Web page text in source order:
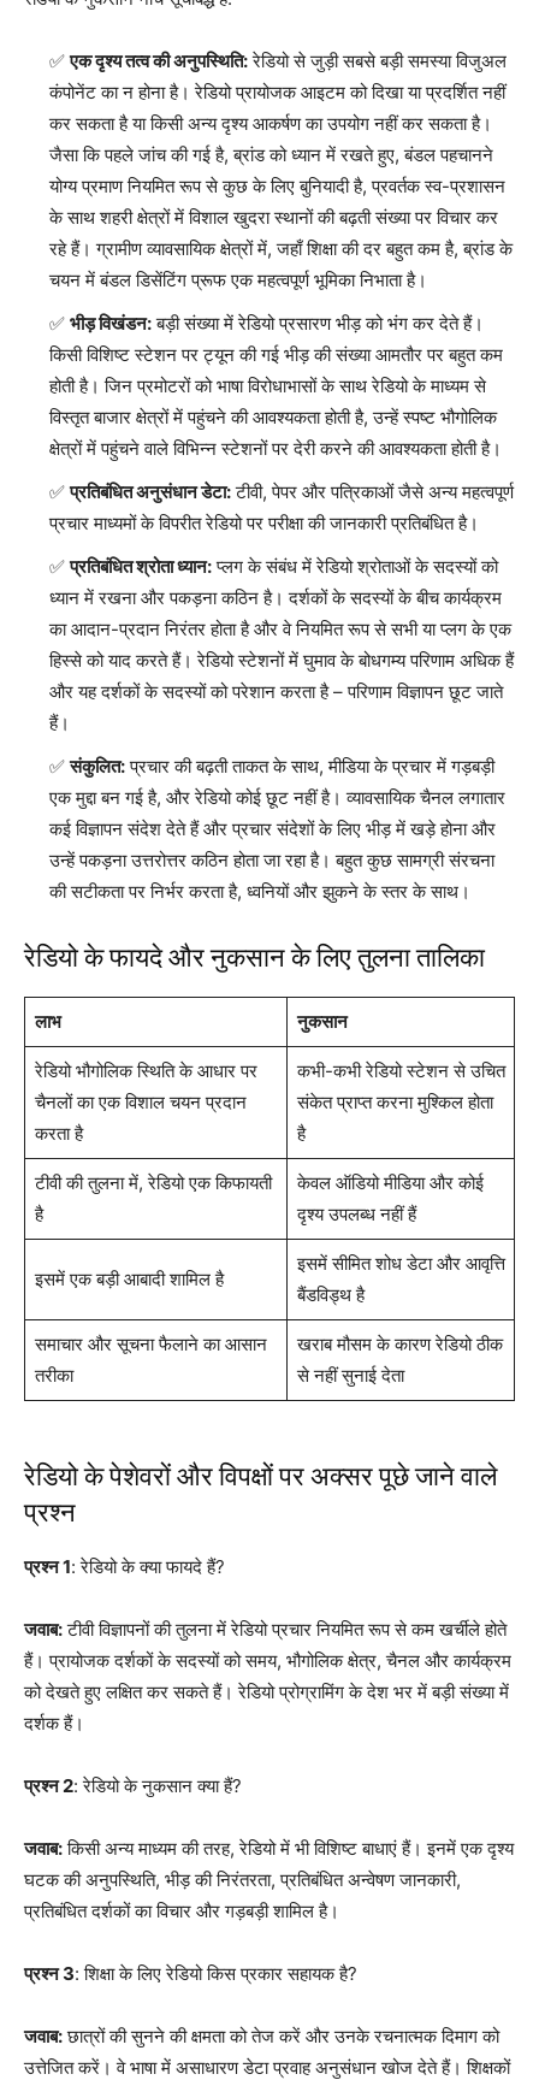
एक दृश्य तत्व की अनुपस्थिति:रेडियो से जुड़ी सबसे बड़ी समस्या विजुअल
कंपोनेंट का न होना है। रेडियो प्रायोजक आइटम को दिखा या प्रदर्शित नहीं
कर सकता है या किसी अन्य दृश्य आकर्षण का उपयोग नहीं कर सकता है।
जैसा कि पहले जांच की गई है, ब्रांड को ध्यान में रखते हुए, बंडल पहचानने
योग्य प्रमाण नियमित रूप से कुछ के लिए बुनियादी है, प्रवर्तक स्व-प्रशासन
के साथ शहरी क्षेत्रों में विशाल खुदरा स्थानों की बढ़ती संख्या पर विचार कर
रहे हैं। ग्रामीण व्यावसायिक क्षेत्रों में, जहाँ शिक्षा की दर बहुत कम है, ब्रांड के
चयन में बंडल डिसेंटिंग प्रूफ एक महत्वपूर्ण भूमिका निभाता है।
भीड़ विखंडन:बड़ी संख्या में रेडियो प्रसारण भीड़ को भंग कर देते हैं।
किसी विशिष्ट स्टेशन पर ट्यून की गई भीड़ की संख्या आमतौर पर बहुत कम
होती है। जिन प्रमोटरों को भाषा विरोधाभासों के साथ रेडियो के माध्यम से
विस्तृत बाजार क्षेत्रों में पहुंचने की आवश्यकता होती है, उन्हें स्पष्ट भौगोलिक
क्षेत्रों में पहुंचने वाले विभिन्न स्टेशनों पर देरी करने की आवश्यकता होती है।
प्रतिबंधित अनुसंधान डेटा:टीवी, पेपर और पत्रिकाओं जैसे अन्य महत्वपूर्ण
प्रचार माध्यमों के विपरीत रेडियो पर परीक्षा की जानकारी प्रतिबंधित है।
प्रतिबंधित श्रोता ध्यान:प्लग के संबंध में रेडियो श्रोताओं के सदस्यों को
ध्यान में रखना और पकड़ना कठिन है। दर्शकों के सदस्यों के बीच कार्यक्रम
का आदान-प्रदान निरंतर होता है और वे नियमित रूप से सभी या प्लग के एक
हिस्से को याद करते हैं। रेडियो स्टेशनों में घुमाव के बोधगम्य परिणाम अधिक हैं
और यह दर्शकों के सदस्यों को परेशान करता है – परिणाम विज्ञापन छूट जाते
हैं।
संकुलित:प्रचार की बढ़ती ताकत के साथ, मीडिया के प्रचार में गड़बड़ी
एक मुद्दा बन गई है, और रेडियो कोई छूट नहीं है। व्यावसायिक चैनल लगातार
कई विज्ञापन संदेश देते हैं और प्रचार संदेशों के लिए भीड़ में खड़े होना और
उन्हें पकड़ना उत्तरोत्तर कठिन होता जा रहा है। बहुत कुछ सामग्री संरचना
की सटीकता पर निर्भर करता है, ध्वनियों और झुकने के स्तर के साथ।
रेडियो के फायदे और नुकसान के लिए तुलना तालिका
लाभ नुकसान
रेडियो भौगोलिक स्थिति के आधार पर
चैनलों का एक विशाल चयन प्रदान
करता है
कभी-कभी रेडियो स्टेशन से उचित
संकेत प्राप्त करना मुश्किल होता
है
टीवी की तुलना में, रेडियो एक किफायती
है
केवल ऑडियो मीडिया और कोई
दृश्य उपलब्ध नहीं हैं
इसमें एक बड़ी आबादी शामिल है
इसमें सीमित शोध डेटा और आवृत्ति
बैंडविड्थ है
समाचार और सूचना फैलाने का आसान
तरीका
खराब मौसम के कारण रेडियो ठीक
से नहीं सुनाई देता
रेडियो के पेशेवरों और विपक्षों पर अक्सर पूछे जाने वाले
प्रश्न
प्रश्न 1: रेडियो के क्या फायदे हैं?
जवाब:टीवी विज्ञापनों की तुलना में रेडियो प्रचार नियमित रूप से कम खर्चीले होते
हैं। प्रायोजक दर्शकों के सदस्यों को समय, भौगोलिक क्षेत्र, चैनल और कार्यक्रम
को देखते हुए लक्षित कर सकते हैं। रेडियो प्रोग्रामिंग के देश भर में बड़ी संख्या में
दर्शक हैं।
प्रश्न 2: रेडियो के नुकसान क्या हैं?
जवाब:किसी अन्य माध्यम की तरह, रेडियो में भी विशिष्ट बाधाएं हैं। इनमें एक दृश्य
घटक की अनुपस्थिति, भीड़ की निरंतरता, प्रतिबंधित अन्वेषण जानकारी,
प्रतिबंधित दर्शकों का विचार और गड़बड़ी शामिल है।
प्रश्न 3: शिक्षा के लिए रेडियो किस प्रकार सहायक है?
जवाब:छात्रों की सुनने की क्षमता को तेज करें और उनके रचनात्मक दिमाग को
उत्तेजित करें। वे भाषा में असाधारण डेटा प्रवाह अनुसंधान खोज देते हैं। शिक्षकों